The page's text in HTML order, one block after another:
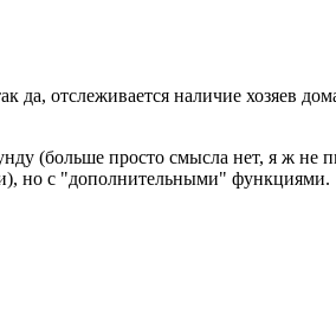
да, отслеживается наличие хозяев
(больше просто смысла нет, я ж не
но с "дополнительными" функциями.